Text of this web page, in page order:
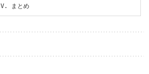
V. まとめ